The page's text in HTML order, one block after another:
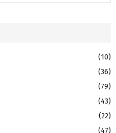
A
R
H
(10)
(36)
(79)
(43)
(22)
(47)